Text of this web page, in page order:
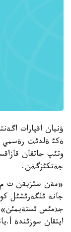
ؤنيان اقپارات
ةكئ ةلدئث رةسمي
وتئپ جاتقان
جةتكئزگةن.
«مةن سئزبةن ت م د
جانة ئلگةرئشئل
جذمئس ئستةيمئن»،
ايتقان سوزئندة